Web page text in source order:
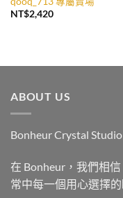
NT$2,420
ABOUT US
Bonheur Crystal
在 Bonheur，我們相
常中每一個用心選擇的